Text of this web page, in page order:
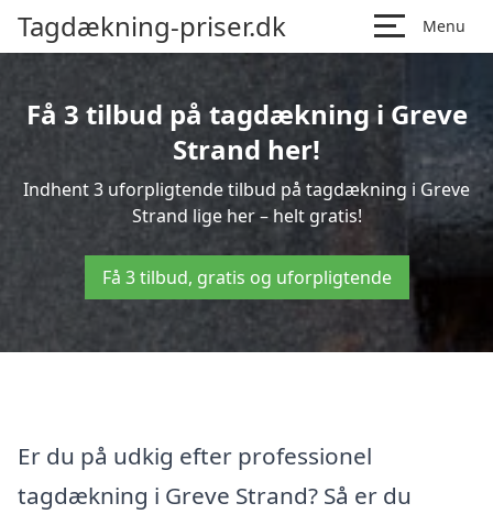
Tagdækning-priser.dk Menu
Få 3 tilbud på tagdækning i Greve
Strand her!
Indhent 3 uforpligtende tilbud på tagdækning i Greve
Strand lige her – helt gratis!
Få 3 tilbud, gratis og uforpligtende
Er du på udkig efter professionel
tagdækning i Greve Strand? Så er du